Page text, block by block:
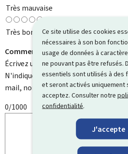
Ce site utilise des cookies
nécessaires à son bon
usage de données à
ne pouvant pas être refusés.
essentiels sont utilisés à des
et seront activés uniquement
acceptez. Consulter notre
confidentialité.
J'accepte
Très mauvaise
Très bonne
Comment pouvons-nous
Écrivez un commentaire et aidez-
N'indiquez pas d'informations
mail, nom, numéro de téléphone,
0/1000